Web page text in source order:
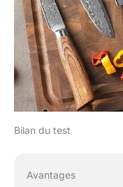
Bilan du test
Avantages